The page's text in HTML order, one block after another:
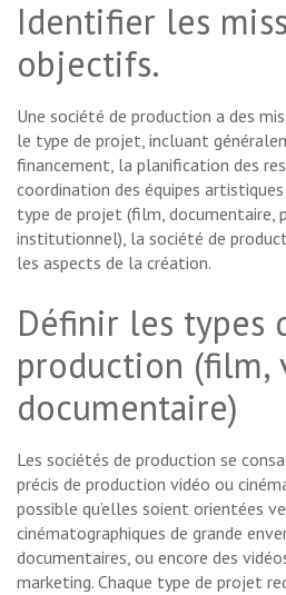
Identifier les
objectifs.
Une société de production a des
le type de projet, incluant
financement, la planification des
coordination des équipes
type de projet (film, documentaire,
institutionnel), la société de
les aspects de la création.
Définir les types
production (film,
documentaire)
Les sociétés de production se
précis de production vidéo ou
possible qu’elles soient orientées
cinématographiques de grande
documentaires, ou encore des
marketing. Chaque type de projet